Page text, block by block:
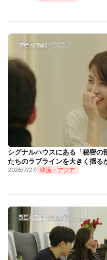
シグナルハウスにある「秘密
たちのラブラインを大きく揺
2026/7/27 韓流・アジア